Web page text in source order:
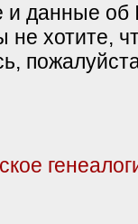
и данные об
не хотите,